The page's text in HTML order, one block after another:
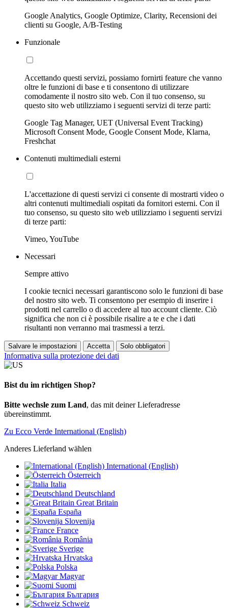
Google Analytics, Google Optimize, Clarity, Recensioni dei
clienti su Google, A/B-Testing
Funzionale
Accettando questi servizi, possiamo fornirti feature che vanno
oltre le funzioni di base e ti consentono di utilizzare
comodamente il nostro sito web. Con il tuo consenso, su
questo sito web utilizziamo i seguenti servizi di terze parti:
Google Tag Manager, UET (Universal Event Tracking)
Microsoft Consent Mode, Google Consent Mode, Klarna,
Freshchat
Contenuti multimediali esterni
L'accettazione di questi servizi ci consente di mostrarti video o
altri contenuti multimediali ospitati da fornitori esterni. Con il
tuo consenso, su questo sito web utilizziamo i seguenti servizi
di terze parti:
Vimeo, YouTube
Necessari
Sempre attivo
I cookie tecnici necessari garantiscono solo le funzioni di base
del nostro sito web. Ti consentono per esempio di inserire i
prodotti nel carrello o di accedere al tuo account cliente. Ciò
significa che non ci è possibile risalire a te e che i dati
risultanti non verranno mai trasmessi a terzi.
Salvare le impostazioni Accetta Solo obbligatori
Informativa sulla protezione dei dati
Bist du im richtigen Shop?
Bitte wechsle zum Land, das mit deiner Lieferadresse
übereinstimmt.
Zu Ecco Verde International (English)
Anderes Lieferland wählen
International (English)
Österreich
Italia
Deutschland
Great Britain
España
Slovenija
France
România
Sverige
Hrvatska
Polska
Magyar
Suomi
България
Schweiz